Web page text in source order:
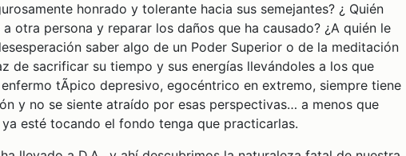
honrado y tolerante hacia sus semejantes? ¿ Quién
otra persona y reparar los daños que ha causado? ¿A quién le
saber algo de un Poder Superior o de la meditación
de sacrificar su tiempo y sus energías llevándoles a los que
enfermo tÃ­pico depresivo, egocéntrico en extremo, siempre tiene
y no se siente atraído por esas perspectivas… a menos que
esté tocando el fondo tenga que practicarlas.